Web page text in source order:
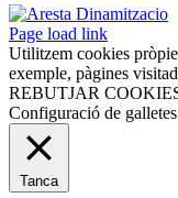
Page load link
Utilitzem cookies
exemple, pàgines
REBUTJAR
Configuració de galletes
Tanca